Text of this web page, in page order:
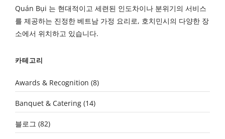
Quán Bụi 는 현대적이고 세련된 인도차이나 분위기의 서비스
를 제공하는 진정한 베트남 가정 요리로, 호치민시의 다양한 장
소에서 위치하고 있습니다.
카테고리
Awards & Recognition (8)
Banquet & Catering (14)
블로그 (82)